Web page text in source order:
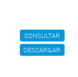
CONSULTAR
DESCARGAR